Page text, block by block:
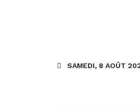
SAMEDI, 8 AOÛT
Dynamics_365 19 Mar 2023